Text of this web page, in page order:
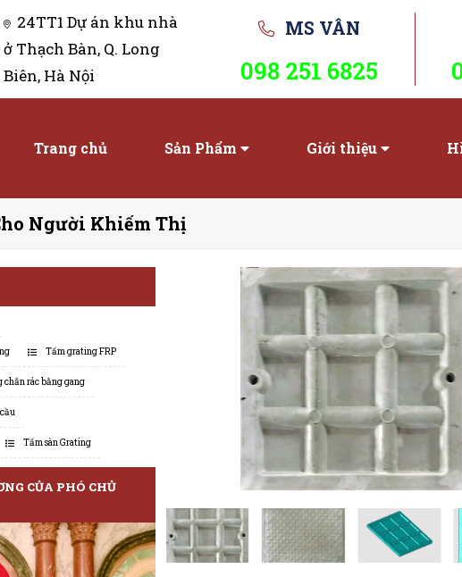
24TT1 Dự án khu nhà
ở Thạch Bàn, Q. Long
Biên, Hà Nội
MS VÂN
098 251 6825
Trang chủ Sản Phẩm Giới thiệu
Người Khiếm Thị
Tấm grating FRP
chắn rác bằng gang
Tấm sàn Grating
CỦA PHÓ CHỦ